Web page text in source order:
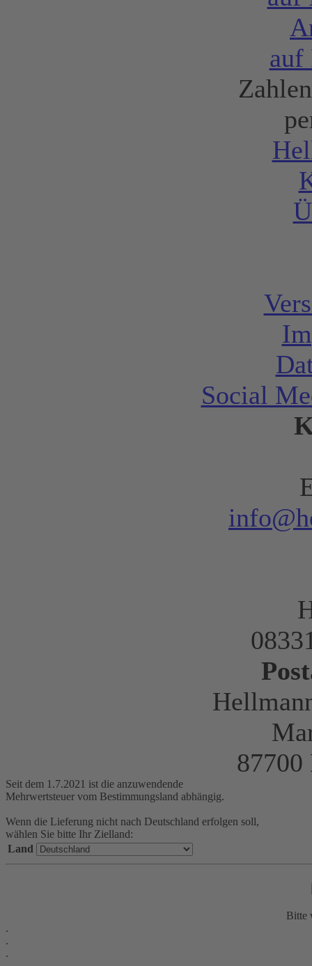
auf
Social
Seit dem 1.7.2021 ist die anzuwendende
Mehrwertsteuer vom Bestimmungsland abhängig.
Wenn die Lieferung nicht nach Deutschland erfolgen soll,
wählen Sie bitte Ihr Zielland:
Land
Bitte
.
.
.